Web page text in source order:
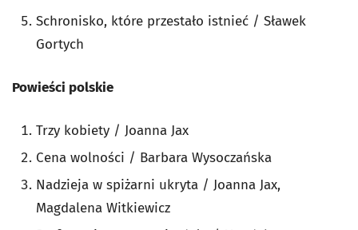
Schronisko, które przestało istnieć / Sławek
Gortych
Powieści polskie
Trzy kobiety / Joanna Jax
Cena wolności / Barbara Wysoczańska
Nadzieja w spiżarni ukryta / Joanna Jax,
Magdalena Witkiewicz